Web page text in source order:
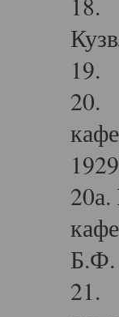
19.
20.
Б.Ф.
21.